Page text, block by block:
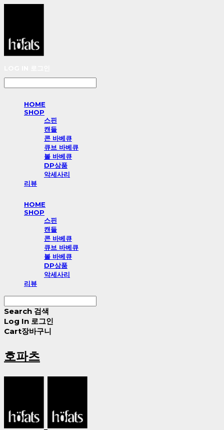
HOME
SHOP
스핀
캔들
콘 바베큐
큐브 바베큐
볼 바베큐
DP상품
악세사리
리뷰
HOME
SHOP
스핀
캔들
콘 바베큐
큐브 바베큐
볼 바베큐
DP상품
악세사리
리뷰
Search 검색
Log In 로그인
Cart장바구니
호파츠